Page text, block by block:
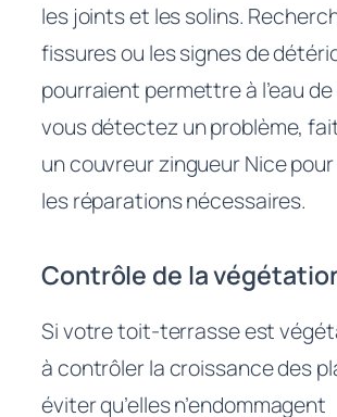
les joints et les solins.
fissures ou les signes de
pourraient permettre à l’eau de
vous détectez un problème,
un couvreur zingueur Nice
les réparations nécessaires.
Contrôle de la
Si votre toit-terrasse est
à contrôler la croissance des
éviter qu’elles n’endommagent